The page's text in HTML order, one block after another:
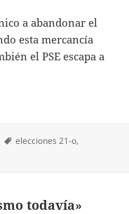
a abandonar el
esta mercancía
el PSE escapa a
Etiquetas
elecciones 21-o,
todavía»